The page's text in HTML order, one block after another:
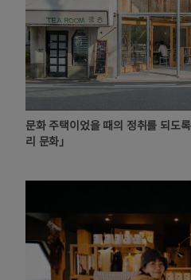
문화 주택이었을 때의 정취를 되도
리 문화」